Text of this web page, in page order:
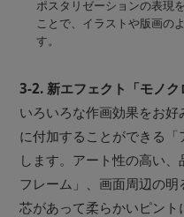
ポスタリゼーションの表現
ことで、イラストや版画の
す。
3-2. 新エフェクト「モノ
いろいろな作画効果をお
に付加することができる
します。アート性の高い
フレーム」、画面周辺の明
芯があって柔らかいピント